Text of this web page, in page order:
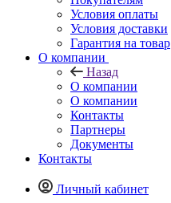
Условия оплаты
Условия доставки
Гарантия на товар
О компании
Назад
О компании
О компании
Контакты
Партнеры
Документы
Контакты
Личный кабинет